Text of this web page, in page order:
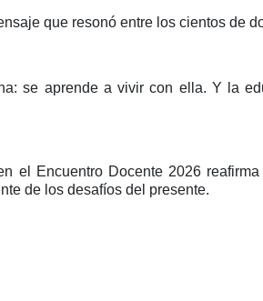
que resonó entre los cientos de
se aprende a vivir con ella. Y la
el Encuentro Docente 2026
de los desafíos del presente.